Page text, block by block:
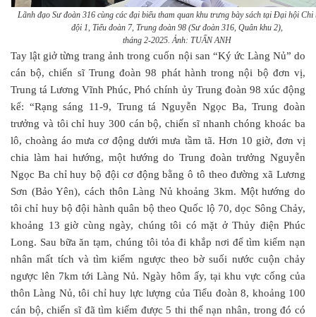
Lãnh đạo Sư đoàn 316 cùng các đại biểu tham quan khu trưng bày sách tại Đại hội
đội 1, Tiểu đoàn 7, Trung đoàn 98 (Sư đoàn 316, Quân khu 2),
tháng 2-2025. Ảnh: TUẤN ANH
Tay lật giở từng trang ảnh trong cuốn nội san “Ký ức Làng Nủ” do
cán bộ, chiến sĩ Trung đoàn 98 phát hành trong nội bộ đơn vị,
Trung tá Lương Vĩnh Phúc, Phó chính ủy Trung đoàn 98 xúc động
kể: “Rạng sáng 11-9, Trung tá Nguyễn Ngọc Ba, Trung đoàn
trưởng và tôi chỉ huy 300 cán bộ, chiến sĩ nhanh chóng khoác ba
lô, choàng áo mưa cơ động dưới mưa tầm tã. Hơn 10 giờ, đơn vị
chia làm hai hướng, một hướng do Trung đoàn trưởng Nguyễn
Ngọc Ba chỉ huy bộ đội cơ động bằng ô tô theo đường xã Lương
Sơn (Bảo Yên), cách thôn Làng Nủ khoảng 3km. Một hướng do
tôi chỉ huy bộ đội hành quân bộ theo Quốc lộ 70, dọc Sông Chảy,
khoảng 13 giờ cùng ngày, chúng tôi có mặt ở Thủy điện Phúc
Long. Sau bữa ăn tạm, chúng tôi tỏa đi khắp nơi để tìm kiếm nạn
nhân mất tích và tìm kiếm ngược theo bờ suối nước cuộn chảy
ngược lên 7km tới Làng Nủ. Ngày hôm ấy, tại khu vực cống của
thôn Làng Nủ, tôi chỉ huy lực lượng của Tiểu đoàn 8, khoảng 100
cán bộ, chiến sĩ đã tìm kiếm được 5 thi thể nạn nhân, trong đó có